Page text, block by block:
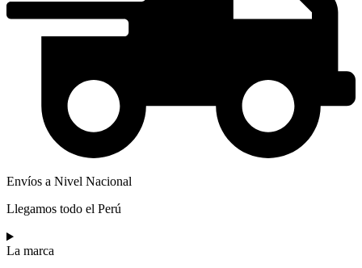
Envíos a Nivel Nacional
Llegamos todo el Perú
La marca​